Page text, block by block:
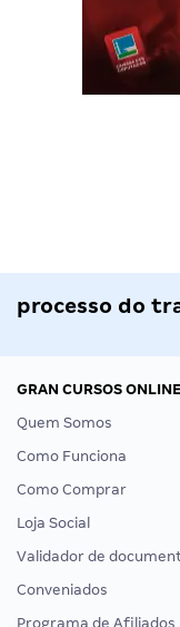
processo do
GRAN CURSOS ONLINE
Quem Somos
Como Funciona
Como Comprar
Loja Social
Validador de
Conveniados
Programa de Afiliados